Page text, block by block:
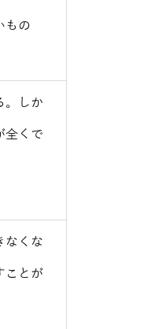
もの
。しか
全くで
なくな
ことが